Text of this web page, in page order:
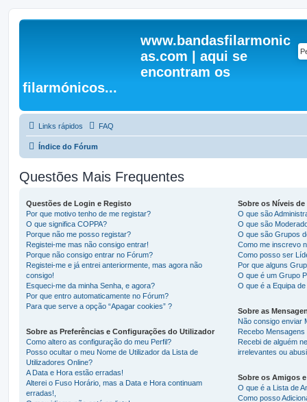
www.bandasfilarmonic
as.com | aqui se
encontram os
filarmónicos...
Links rápidos FAQ
Índice do Fórum
Questões Mais Frequentes
Questões de Login e Registo
Por que motivo tenho de me registar?
O que significa COPPA?
Porque não me posso registar?
Registei-me mas não consigo entrar!
Porque não consigo entrar no Fórum?
Registei-me e já entrei anteriormente, mas agora não
consigo!
Esqueci-me da minha Senha, e agora?
Por que entro automaticamente no Fórum?
Para que serve a opção “Apagar cookies” ?
Sobre as Preferências e Configurações do Utilizador
Como altero as configuração do meu Perfil?
Posso ocultar o meu Nome de Utilizador da Lista de
Utilizadores Online?
A Data e Hora estão erradas!
Alterei o Fuso Horário, mas a Data e Hora continuam
erradas!,
Sobre os Níveis
O que são
O que são
O que são Grupos
Como me inscrevo
Como posso ser
Por que alguns
O que é um Grupo
O que é a Equipa
Sobre as
Não consigo enviar
Recebo
Recebi de alguém
irrelevantes ou
Sobre os Amigos
O que é a Lista de
Como posso